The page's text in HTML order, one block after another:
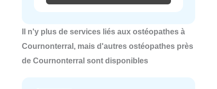
Il n'y plus de services liés aux ostéopathes à
Cournonterral, mais d'autres ostéopathes près
de Cournonterral sont disponibles